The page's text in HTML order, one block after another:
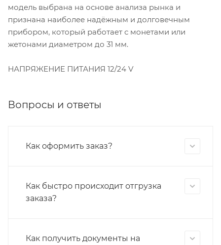
модель выбрана на основе анализа рынка и
признана наиболее надёжным и долговечным
прибором, который работает с монетами или
жетонами диаметром до 31 мм.
НАПРЯЖЕНИЕ ПИТАНИЯ 12/24 V
Вопросы и ответы
Как оформить заказ?
Как быстро происходит отгрузка
заказа?
Как получить документы на